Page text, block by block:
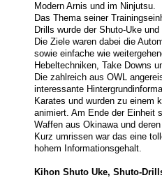
Modern Arnis und im Ninjutsu.
Das Thema seiner
Drills wurde der Shuto-Uke
Die Ziele waren dabei die
sowie einfache wie
Hebeltechniken, Take Downs
Die zahlreich aus OWL
interessante
Karates und wurden zu einem
animiert. Am Ende der Einheit
Waffen aus Okinawa und
Kurz umrissen war das eine
hohem Informationsgehalt.
Kihon Shuto Uke, Shuto-